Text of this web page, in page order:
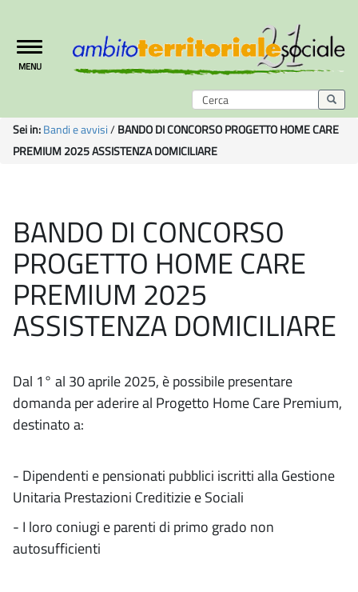
Toggle
navigation
MENU
Sei in:Bandi e avvisi/BANDO DI CONCORSO PROGETTO HOME CARE
PREMIUM 2025 ASSISTENZA DOMICILIARE
BANDO DI CONCORSO
PROGETTO HOME CARE
PREMIUM 2025
ASSISTENZA DOMICILIARE
Dal 1° al 30 aprile 2025, è possibile presentare
domanda per aderire al Progetto Home Care Premium,
destinato a:
- Dipendenti e pensionati pubblici iscritti alla Gestione
Unitaria Prestazioni Creditizie e Sociali
- I loro coniugi e parenti di primo grado non
autosufficienti